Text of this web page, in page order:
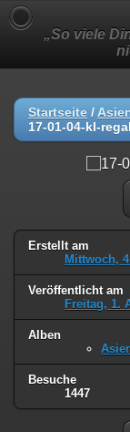
„So viele
Startseite /
17-01-04-kl-
Erstellt am
Mittwoch,
Veröffentlicht am
Freitag, 1.
Alben
Besuche
1447